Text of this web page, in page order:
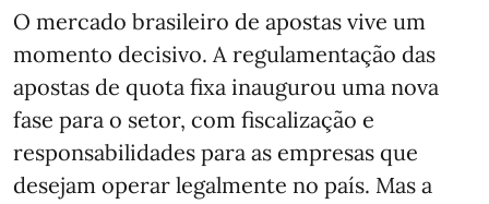
O mercado brasileiro de apostas vive um
momento decisivo. A regulamentação das
apostas de quota fixa inaugurou uma nova
fase para o setor, com fiscalização e
responsabilidades para as empresas que
desejam operar legalmente no país. Mas a